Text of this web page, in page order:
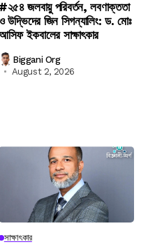
#২৫৪ জলবায়ু পরিবর্তন, লবণাক্ততা
উদ্ভিদের জিন সিগন্যালিং: ড. মোঃ
ইকবালের সাক্ষাৎকার
Biggani Org
August 2, 2026
সাক্ষাৎকার